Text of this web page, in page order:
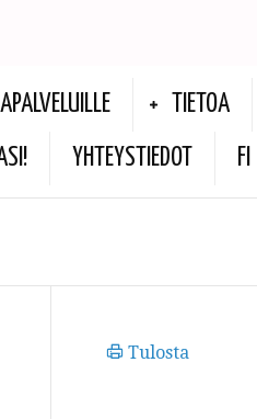
TIETOA
YHTEYSTIEDOT FI
Tulosta